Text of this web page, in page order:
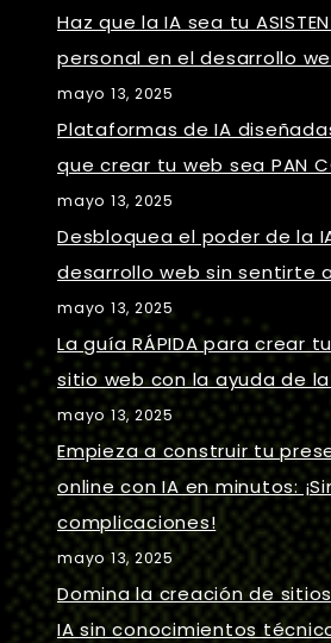
Haz que la IA sea tu
personal en el desarrollo
mayo 13, 2025
Plataformas de IA
que crear tu web sea PAN
mayo 13, 2025
Desbloquea el poder de la
desarrollo web sin sentirte
mayo 13, 2025
La guía RÁPIDA para crear
sitio web con la ayuda de la
mayo 13, 2025
Empieza a construir tu
online con IA en minutos:
complicaciones!
mayo 13, 2025
Domina la creación de
IA sin conocimientos